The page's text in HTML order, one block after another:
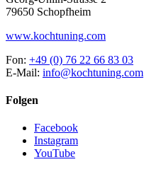
79650 Schopfheim
www.kochtuning.com
Fon: +49 (0) 76 22 66 83 03
E-Mail: info@kochtuning.com
Folgen
Facebook
Instagram
YouTube